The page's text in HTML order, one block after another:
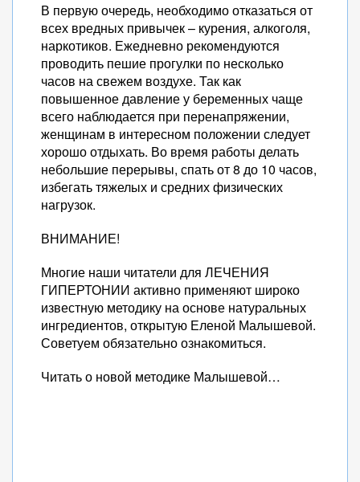
В первую очередь, необходимо отказаться от
всех вредных привычек – курения, алкоголя,
наркотиков. Ежедневно рекомендуются
проводить пешие прогулки по несколько
часов на свежем воздухе. Так как
повышенное давление у беременных чаще
всего наблюдается при перенапряжении,
женщинам в интересном положении следует
хорошо отдыхать. Во время работы делать
небольшие перерывы, спать от 8 до 10 часов,
избегать тяжелых и средних физических
нагрузок.
ВНИМАНИЕ!
Многие наши читатели для ЛЕЧЕНИЯ
ГИПЕРТОНИИ активно применяют широко
известную методику на основе натуральных
ингредиентов, открытую Еленой Малышевой.
Советуем обязательно ознакомиться.
Читать о новой методике Малышевой…